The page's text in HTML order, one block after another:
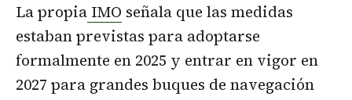
La propia IMO señala que las medidas
estaban previstas para adoptarse
formalmente en 2025 y entrar en vigor en
2027 para grandes buques de navegación